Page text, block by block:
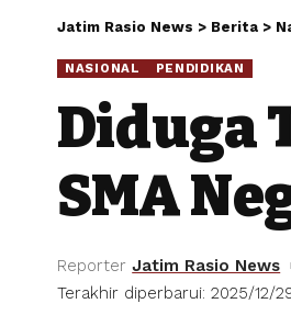
Jatim Rasio News > Berita >
NASIONAL PENDIDIKAN
Diduga
SMA
Terakhir diperbarui: 2025/12/
Reporter Jatim Rasio News